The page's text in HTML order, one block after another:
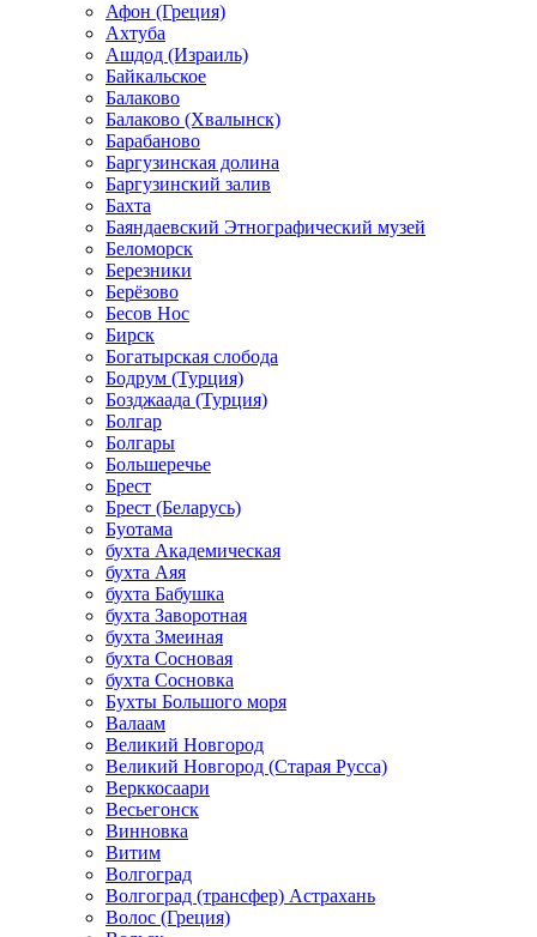
Афон (Греция)
Ахтуба
Ашдод (Израиль)
Байкальское
Балаково
Балаково (Хвалынск)
Барабаново
Баргузинская долина
Баргузинский залив
Бахта
Баяндаевский Этнографический музей
Беломорск
Березники
Берёзово
Бесов Нос
Бирск
Богатырская слобода
Бодрум (Турция)
Бозджаада (Турция)
Болгар
Болгары
Большеречье
Брест
Брест (Беларусь)
Буотама
бухта Академическая
бухта Аяя
бухта Бабушка
бухта Заворотная
бухта Змеиная
бухта Сосновая
бухта Сосновка
Бухты Большого моря
Валаам
Великий Новгород
Великий Новгород (Старая Русса)
Верккосаари
Весьегонск
Винновка
Витим
Волгоград
Волгоград (трансфер) Астрахань
Волос (Греция)